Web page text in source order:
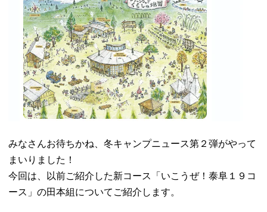
みなさんお待ちかね、冬キャンプニュース第２弾がやって
まいりました！
今回は、以前ご紹介した新コース「いこうぜ！泰阜１９コ
ース」の田本組についてご紹介します。